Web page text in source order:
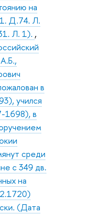
на
Д.74. Л.
Л. 1). ,
в
учился
1698), в
среди
с 349 дв.
на
(Дата